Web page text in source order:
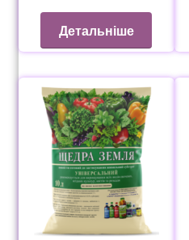
Детальніше